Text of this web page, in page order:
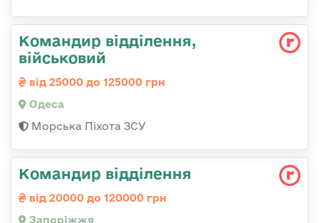
Командир відділення,
військовий
від 25000 до 125000 грн
Одеса
Морська Піхота ЗСУ
Командир відділення
від 20000 до 120000 грн
Запоріжжя